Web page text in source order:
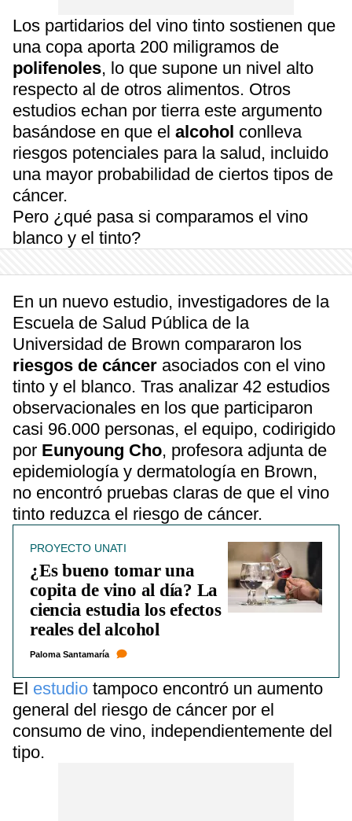
Los partidarios del vino tinto sostienen que
una copa aporta 200 miligramos de
polifenoles, lo que supone un nivel alto
respecto al de otros alimentos. Otros
estudios echan por tierra este argumento
basándose en que el alcohol conlleva
riesgos potenciales para la salud, incluido
una mayor probabilidad de ciertos tipos de
cáncer.
Pero ¿qué pasa si comparamos el vino
blanco y el tinto?
En un nuevo estudio, investigadores de la
Escuela de Salud Pública de la
Universidad de Brown compararon los
riesgos de cáncer asociados con el vino
tinto y el blanco. Tras analizar 42 estudios
observacionales en los que participaron
casi 96.000 personas, el equipo, codirigido
por Eunyoung Cho, profesora adjunta de
epidemiología y dermatología en Brown,
no encontró pruebas claras de que el vino
tinto reduzca el riesgo de cáncer.
PROYECTO UNATI
¿Es bueno tomar una
copita de vino al día? La
ciencia estudia los efectos
reales del alcohol
Paloma Santamaría
El estudio tampoco encontró un aumento
general del riesgo de cáncer por el
consumo de vino, independientemente del
tipo.